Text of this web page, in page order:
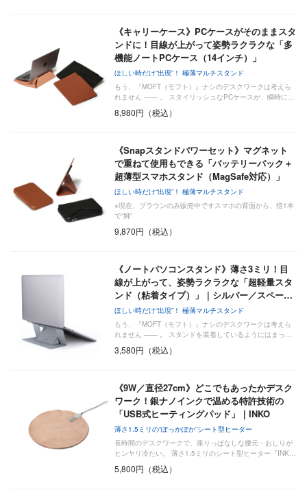
《キャリーケース》PCケースがそのままスタ
ンドに！目線が上がって姿勢ラクラクな「多
機能ノートPCケース（14インチ）」
ほしい時だけ“出現”！ 極薄マルチスタンド
もう、『MOFT（モフト）』ナシのデスクワークは考えら
れません —— 。 スタイリッシュなPCケースが、瞬時に…
8,980円（税込）
《Snapスタンドパワーセット》マグネット
で重ねて使用もできる「バッテリーパック＋
超薄型スマホスタンド（MagSafe対応）」
ほしい時だけ“出現”！ 極薄マルチスタンド
※現在、ブラウンのみ販売中ですスマホの背面から、指1本
で“脚”
9,870円（税込）
《ノートパソコンスタンド》薄さ3ミリ！目
線が上がって、姿勢ラクラクな「超軽量スタ
ンド（粘着タイプ）」｜シルバー／スペー…
ほしい時だけ“出現”！ 極薄マルチスタンド
もう、『MOFT（モフト）』ナシのデスクワークは考えら
れません —— 。 スタンドを装着しているようにはまっ…
3,580円（税込）
《9W／直径27cm》どこでもあったかデスク
ワーク！銀ナノインクで温める特許技術の
「USB式ヒーティングパッド」｜INKO
薄さ1.5ミリの“ぽっかぽか”シート型ヒーター
長時間のデスクワークで、座りっぱなしな腰元・おしりが
ヒンヤリ冷たい。 薄さ1.5ミリのシート型ヒーター『INK…
5,800円（税込）